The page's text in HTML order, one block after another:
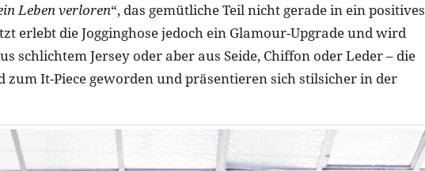
Leben verloren“, das gemütliche Teil nicht gerade in ein positives
erlebt die Jogginghose jedoch ein Glamour-Upgrade und wird
schlichtem Jersey oder aber aus Seide, Chiffon oder Leder – die
zum It-Piece geworden und präsentieren sich stilsicher in der